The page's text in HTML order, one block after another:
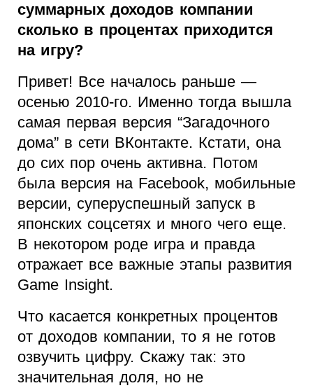
суммарных доходов компании
сколько в процентах приходится
на игру?
Привет! Все началось раньше —
осенью 2010-го. Именно тогда вышла
самая первая версия “Загадочного
дома” в сети ВКонтакте. Кстати, она
до сих пор очень активна. Потом
была версия на Facebook, мобильные
версии, суперуспешный запуск в
японских соцсетях и много чего еще.
В некотором роде игра и правда
отражает все важные этапы развития
Game Insight.
Что касается конкретных процентов
от доходов компании, то я не готов
озвучить цифру. Скажу так: это
значительная доля, но не